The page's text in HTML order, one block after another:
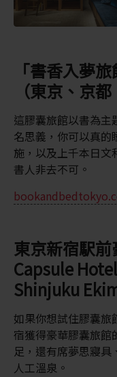
「書香入夢
（東京、京都
這膠囊旅館以書為主
名思義，你可以真的
施，以及上千本日文
書人非去不可。
東京新宿駅
Capsule
Shinjuku
如果你想試住膠囊旅
宿獲得豪華膠囊旅館
足，還有席夢思寢具
人工溫泉。